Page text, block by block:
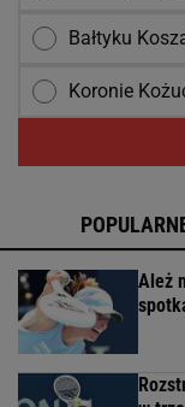
Bałtyku
Koronie
Ależ